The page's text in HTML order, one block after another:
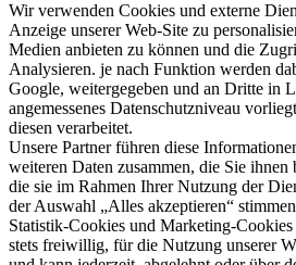
Wir verwenden Cookies und externe
Anzeige unserer Web-Site zu
Medien anbieten zu können und die
Analysieren. je nach Funktion werden
Google, weitergegeben und an Dritte in
angemessenes Datenschutzniveau
diesen verarbeitet.
Unsere Partner führen diese
weiteren Daten zusammen, die Sie ihnen
die sie im Rahmen Ihrer Nutzung der
der Auswahl „Alles akzeptieren“
Statistik-Cookies und Marketing-
stets freiwillig, für die Nutzung unserer